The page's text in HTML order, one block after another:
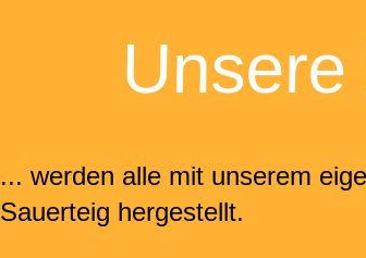
... werden alle mit unserem
Sauerteig hergestellt.